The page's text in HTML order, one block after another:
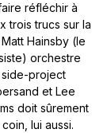
réfléchir à
trois trucs sur la
Hainsby (le
orchestre
project
et Lee
doit sûrement
lui aussi.